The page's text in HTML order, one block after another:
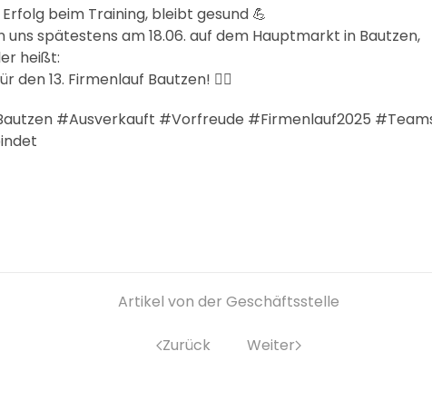
Erfolg beim Training, bleibt gesund 💪
uns spätestens am 18.06. auf dem Hauptmarkt in Bautzen,
heißt:
den 13. Firmenlauf Bautzen! 🏃‍♂️
#Ausverkauft #Vorfreude #Firmenlauf2025
Artikel von der Geschäftsstelle
Zurück Weiter